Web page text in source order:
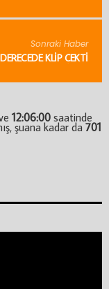
Sonraki Haber
KLIP ÇEKTI
12:06:00 saatinde
şuana kadar da 701